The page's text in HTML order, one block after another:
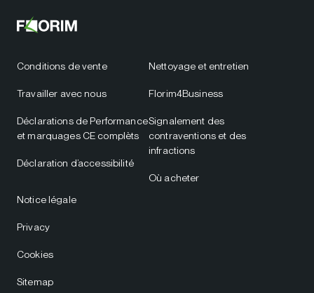
Conditions de vente
Travailler avec nous
Déclarations de Performance
et marquages CE complèts
Déclaration d’accessibilité
Nettoyage et entretien
Florim4Business
Signalement des
contraventions et des
infractions
Où acheter
Notice légale
Privacy
Cookies
Sitemap